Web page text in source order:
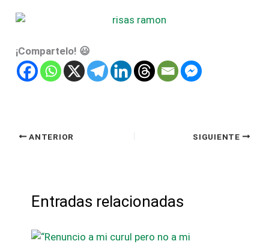
¡Compartelo! 😃
ANTERIOR SIGUIENTE
Entradas relacionadas